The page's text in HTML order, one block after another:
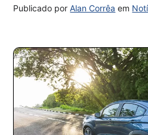
Publicado porAlan Corrêa em